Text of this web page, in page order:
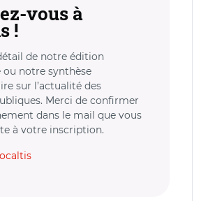
vous à
!
de notre édition
notre synthèse
sur l’actualité des
Merci de confirmer
dans le mail que vous
à votre inscription.